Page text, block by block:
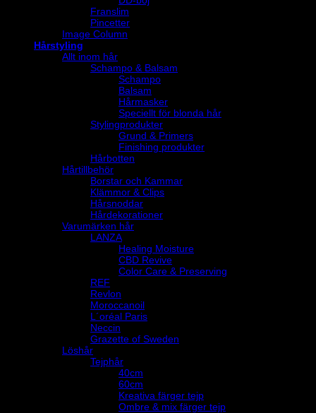
Franslim
Pincetter
Image Column
Hårstyling
Allt inom hår
Schampo & Balsam
Schampo
Balsam
Hårmasker
Speciellt för blonda hår
Stylingprodukter
Grund & Primers
Finishing produkter
Hårbotten
Hårtillbehör
Borstar och Kammar
Klämmor & Clips
Hårsnoddar
Hårdekorationer
Varumärken hår
LANZA
Healing Moisture
CBD Revive
Color Care & Preserving
REF
Revlon
Moroccanoil
L´oréal Paris
Neccin
Grazette of Sweden
Löshår
Tejphår
40cm
60cm
Kreativa färger tejp
Ombre & mix färger tejp